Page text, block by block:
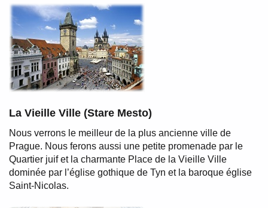
La Vieille Ville (Stare Mesto)
Nous verrons le meilleur de la plus ancienne ville de
Prague. Nous ferons aussi une petite promenade par le
Quartier juif et la charmante Place de la Vieille Ville
dominée par l’église gothique de Tyn et la baroque église
Saint-Nicolas.